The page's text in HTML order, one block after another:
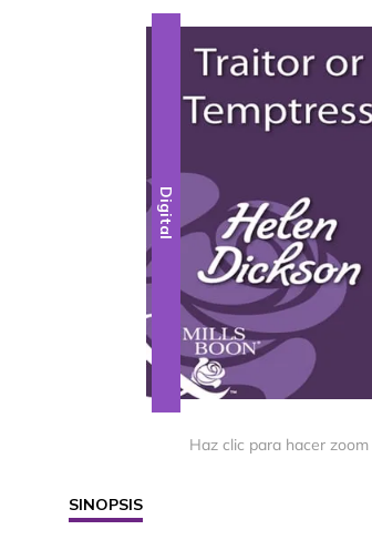
Digital
Haz clic para hacer zoom
SINOPSIS